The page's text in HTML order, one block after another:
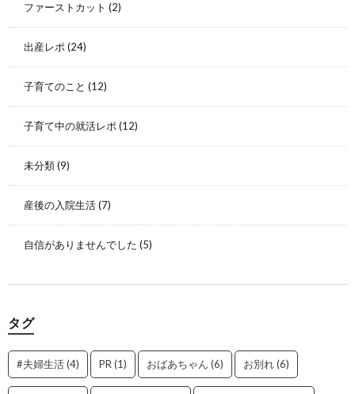
ファーストカット (2)
出産レポ(24)
子育てのこと (12)
子育て中の就活レポ(12)
未分類(9)
産後の入院生活(7)
自信がありませんでした (5)
タグ
#夫婦生活(4) PR(1) おばあちゃん (6) お別れ(6)